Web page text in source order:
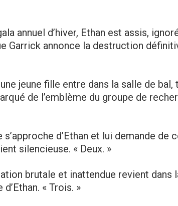
annuel d’hiver, Ethan est assis,
Garrick annonce la destruction
jeune fille entre dans la salle de bal,
de l’emblème du groupe de
d’Ethan et lui demande de
silencieuse. « Deux. »
brutale et inattendue revient dans
d’Ethan. « Trois. »